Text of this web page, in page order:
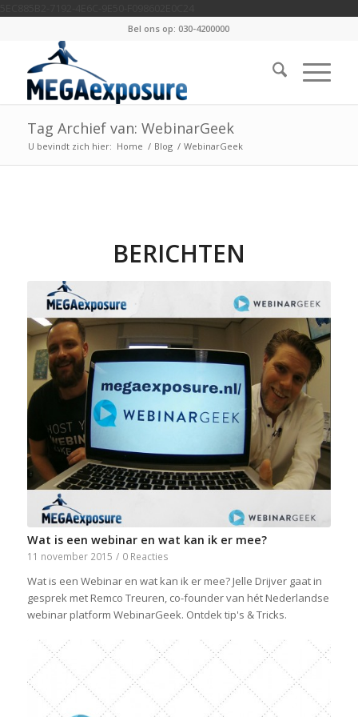
Bel ons op: 030-4200000
Tag Archief van: WebinarGeek
U bevindt zich hier: Home / Blog / WebinarGeek
BERICHTEN
Wat is een webinar en wat kan ik er mee?
11 november 2015 / 0 Reacties
Wat is een Webinar en wat kan ik er mee? Jelle Drijver gaat in
gesprek met Remco Treuren, co-founder van hét Nederlandse
webinar platform WebinarGeek. Ontdek tip's & Tricks.